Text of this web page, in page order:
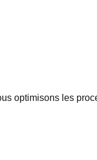
optimisons les